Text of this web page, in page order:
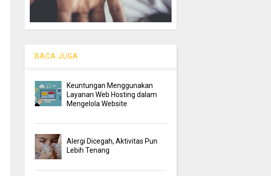
BACA JUGA
Keuntungan Menggunakan
Layanan Web Hosting dalam
Mengelola Website
Alergi Dicegah, Aktivitas Pun
Lebih Tenang